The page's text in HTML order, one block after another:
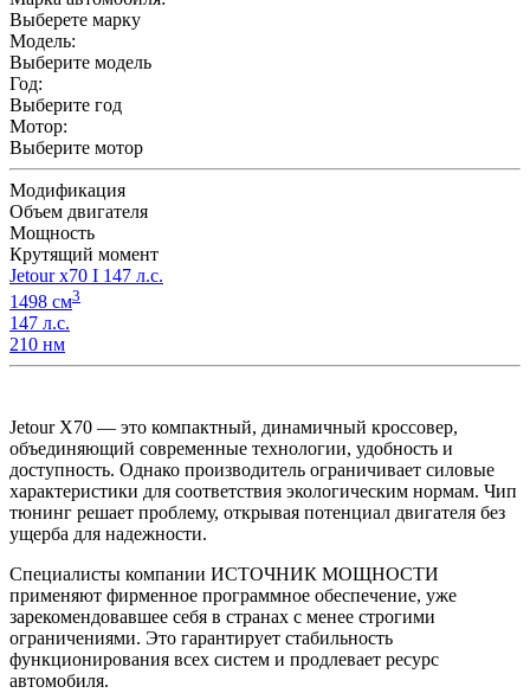
Выберете марку
Модель:
Выберите модель
Год:
Выберите год
Мотор:
Выберите мотор
Модификация
Объем двигателя
Мощность
Крутящий момент
Jetour x70 I 147 л.с.
1498 см3
147 л.с.
210 нм
Jetour X70 — это компактный, динамичный кроссовер,
объединяющий современные технологии, удобность и
доступность. Однако производитель ограничивает силовые
характеристики для соответствия экологическим нормам. Чип
тюнинг решает проблему, открывая потенциал двигателя без
ущерба для надежности.
Специалисты компании ИСТОЧНИК МОЩНОСТИ
применяют фирменное программное обеспечение, уже
зарекомендовавшее себя в странах с менее строгими
ограничениями. Это гарантирует стабильность
функционирования всех систем и продлевает ресурс
автомобиля.